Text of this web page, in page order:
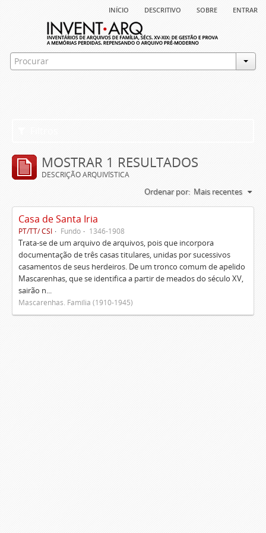
início descritivo sobre entrar
MOSTRAR 1 RESULTADOS
DESCRIÇÃO ARQUIVÍSTICA
Ordenar por: Mais recentes
Casa de Santa Iria
PT/TT/ CSI Fundo 1346-1908
Trata-se de um arquivo de arquivos, pois que incorpora
documentação de três casas titulares, unidas por sucessivos
casamentos de seus herdeiros. De um tronco comum de apelido
Mascarenhas, que se identifica a partir de meados do século XV,
sairão n...
Mascarenhas. Família (1910-1945)